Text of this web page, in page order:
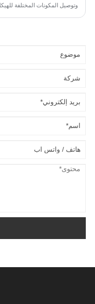
وتوصيل المكونات المختلفة